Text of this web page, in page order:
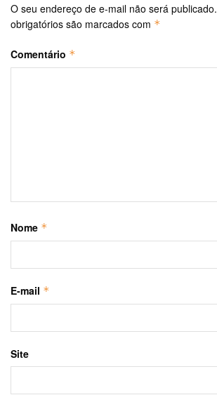
O seu endereço de e-mail não será publicado.
obrigatórios são marcados com *
Comentário *
Nome *
E-mail *
Site